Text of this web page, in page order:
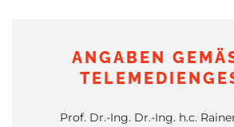
ANGABEN
Prof. Dr.-Ing. Dr.-Ing. h.c.